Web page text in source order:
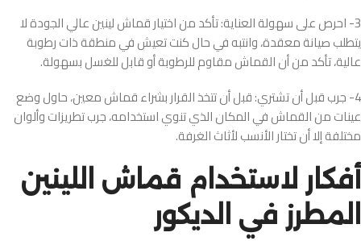
3- احرص على سهولة العناية: تأكد من اختيار قماش لينين عالي الجودة لا
يتطلب صيانة معقدة، وانتبه في حال كنت تعيش في منطقة ذات رطوبة
عالية، تأكد من أن القماش مقاوم للرطوبة أو قابل للغسل بسهولة.
4- جرب قبل أن تشتري: قبل أن تتخذ القرار بشراء قماش معين، حاول وضع
عينات من القماش في المكان الذي تنوي استخدامه، جرب تطريزات وألوان
مختلفة إلا أن تختار الأنسب لأثاث الغرفة.
أفكار لاستخدام قماش اللينين
المطرز في الديكور